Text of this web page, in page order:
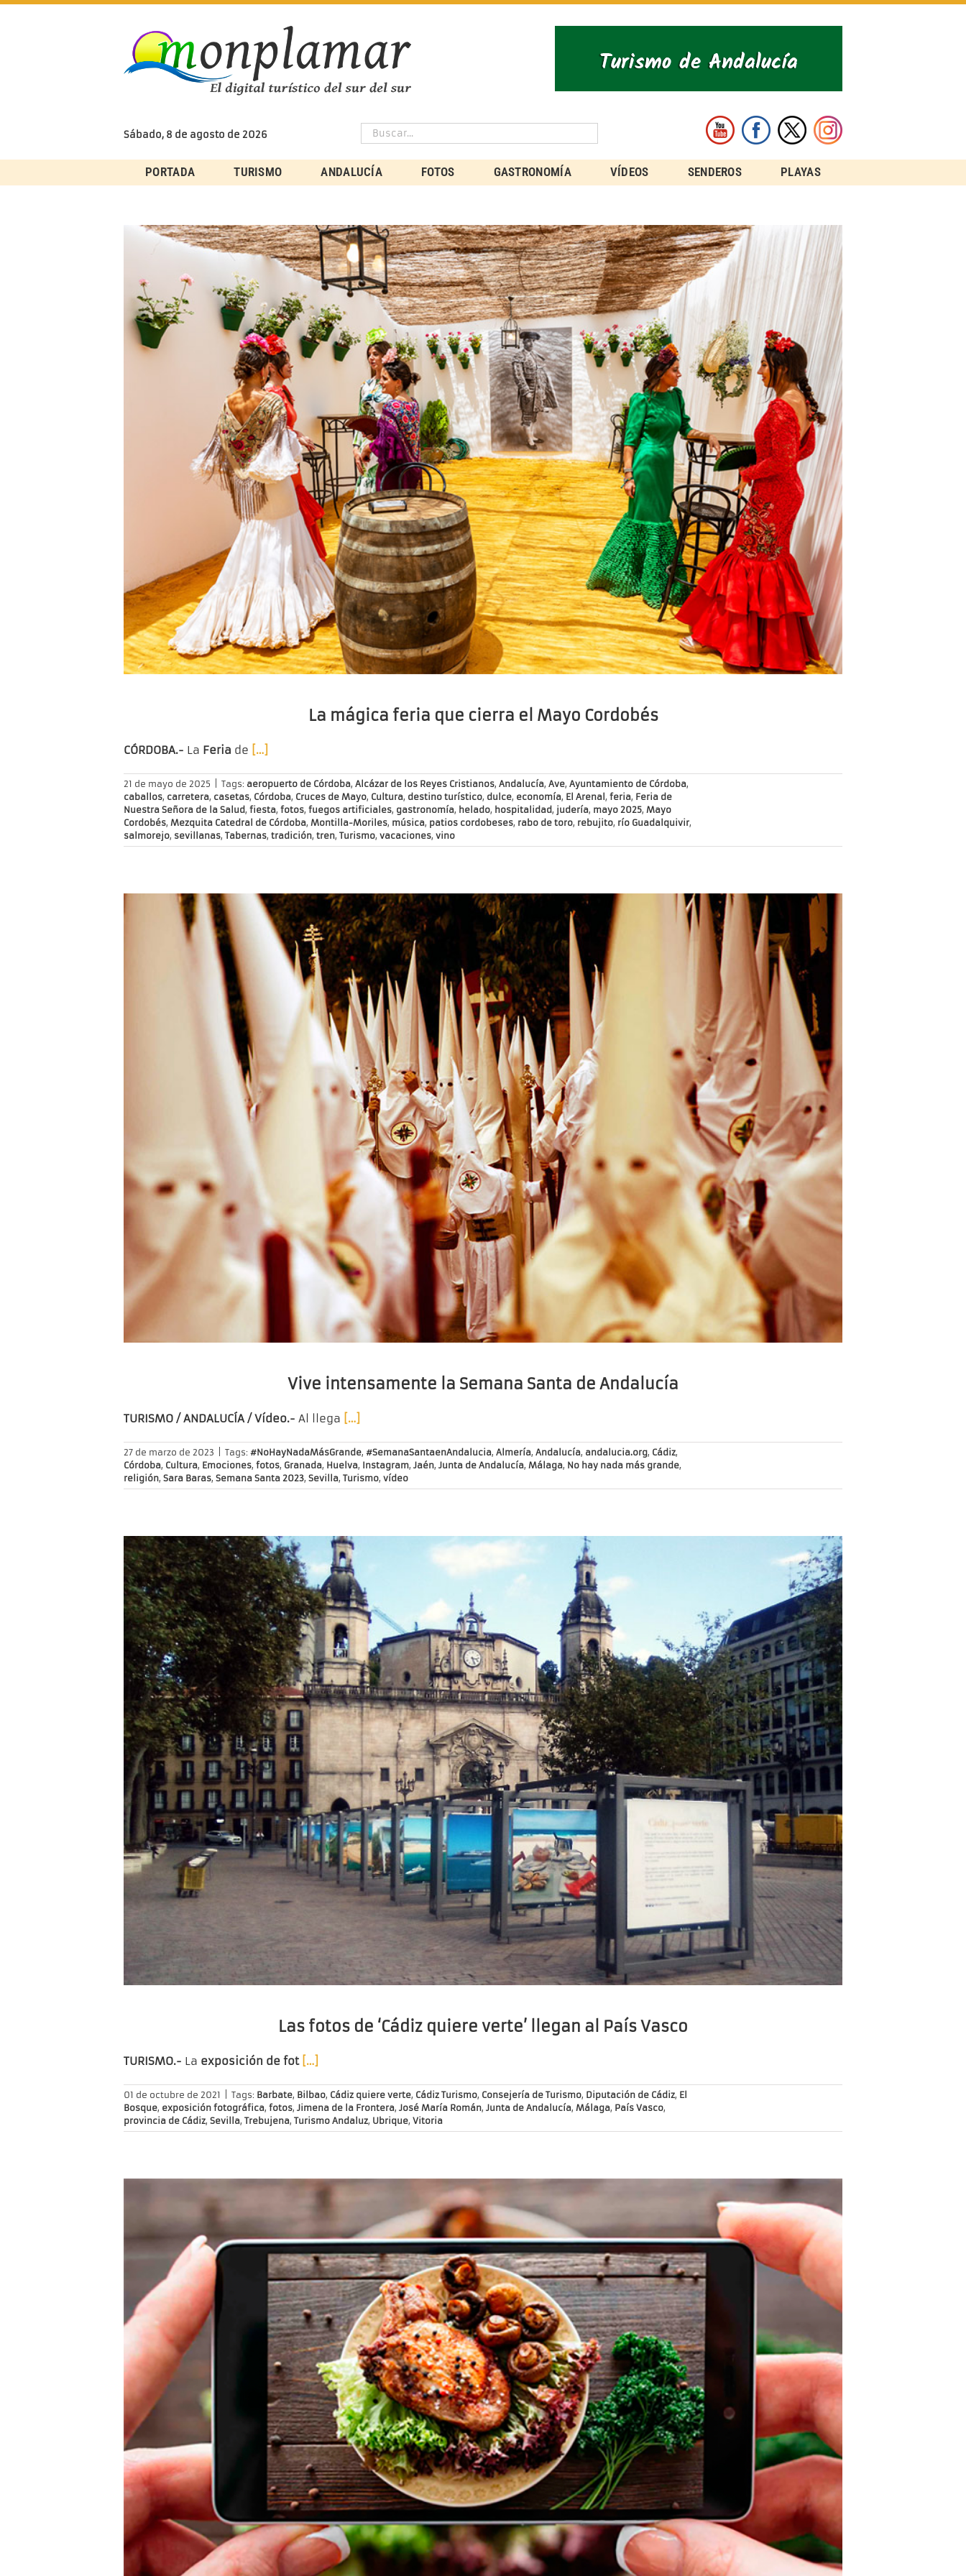
Skip
Sábado, 8 de agosto de 2026
PORTADA TURISMO ANDALUCÍA FOTOS GASTRONOMÍA VÍDEOS SENDEROS PLAYAS
La mágica feria que cierra el Mayo Cordobés
CÓRDOBA.- La Feria de […]
21 de mayo de 2025 Tags: aeropuerto de Córdoba, Alcázar de los Reyes Cristianos, Andalucía, Ave, Ayuntamiento de Córdoba,
caballos, carretera, casetas, Córdoba, Cruces de Mayo, Cultura, destino turístico, dulce, economía, El Arenal , feria, Feria de
Nuestra Señora de la Salud, fiesta, fotos, fuegos artificiales, gastronomía, helado, hospitalidad, judería, mayo 2025, Mayo
Cordobés, Mezquita Catedral de Córdoba, Montilla-Moriles, música, patios cordobeses, rabo de toro, rebujito, río Guadalquivir,
salmorejo, sevillanas, Tabernas, tradición, tren, Turismo, vacaciones, vino
Vive intensamente la Semana Santa de Andalucía
TURISMO / ANDALUCÍA / Vídeo.- Al llega […]
27 de marzo de 2023 Tags: #NoHayNadaMásGrande, #SemanaSantaenAndalucia, Almería, Andalucía, andalucia.org, Cádiz,
Córdoba, Cultura, Emociones, fotos, Granada, Huelva, Instagram, Jaén, Junta de Andalucía, Málaga, No hay nada más grande,
religión, Sara Baras, Semana Santa 2023, Sevilla, Turismo, vídeo
Las fotos de ‘Cádiz quiere verte’ llegan al País Vasco
TURISMO.- La exposición de fot […]
01 de octubre de 2021 Tags: Barbate, Bilbao, Cádiz quiere verte, Cádiz Turismo, Consejería de Turismo, Diputación de Cádiz, El
Bosque, exposición fotográfica, fotos, Jimena de la Frontera, José María Román, Junta de Andalucía, Málaga, País Vasco,
provincia de Cádiz, Sevilla, Trebujena, Turismo Andaluz, Ubrique, Vitoria